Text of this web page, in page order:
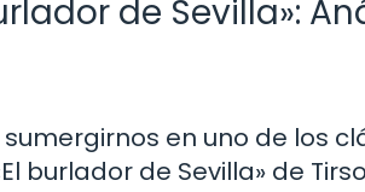
de Sevilla»:
en uno de los
burlador de Sevilla» de